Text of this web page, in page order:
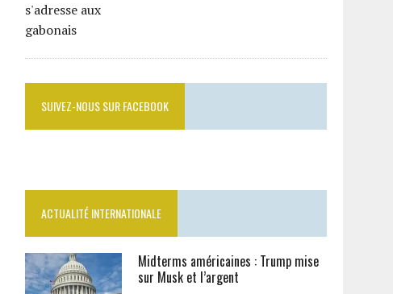
SUIVEZ-NOUS SUR FACEBOOK
ACTUALITÉ INTERNATIONALE
Midterms américaines : Trump mise
sur Musk et l’argent